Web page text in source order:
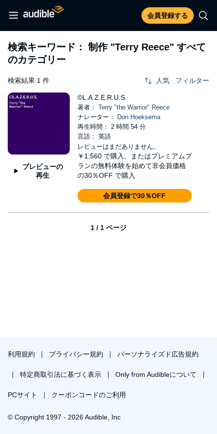
会員登録する
検索キーワード： 制作 "Terry Reece" すべて
のカテゴリー
検索結果 1 件 人気 フィルター
プレビューの
再生
©L.A.Z.E.R.U.S.
著者： Terry "the Warrior" Reece
ナレーター：
Don Hoeksema
再生時間： 2 時間 54 分
言語： 英語
レビューはまだありません。
￥1,560 で購入、またはプレミアムプ
ランの無料体験を始めて非会員価格
の30％OFF で購入
会員登録で30％OFF
1 / 1 ページ
利用規約 プライバシー規約 パーソナライズド広告規約
特定商取引法に基づく表示 Only from Audibleについて
PCサイト クーポンコードのご利用
© Copyright 1997 - 2026 Audible, Inc